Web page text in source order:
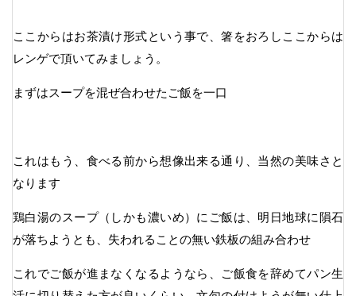
ここからはお茶漬け形式という事で、箸をおろしここからは
レンゲで頂いてみましょう。
まずはスープを混ぜ合わせたご飯を一口
これはもう、食べる前から想像出来る通り、当然の美味さと
なります
鶏白湯のスープ（しかも濃いめ）にご飯は、明日地球に隕石
が落ちようとも、失われることの無い鉄板の組み合わせ
これでご飯が進まなくなるようなら、ご飯食を辞めてパン生